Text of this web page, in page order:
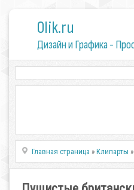
0lik.ru
Дизайн и Графика -
Главная страница »Клипарты